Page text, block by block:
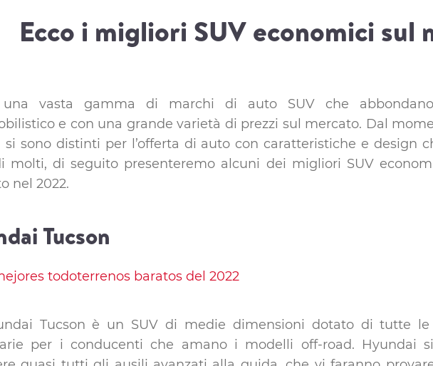
Ecco i migliori SUV economici sul
una vasta gamma di marchi di auto SUV che
e con una grande varietà di prezzi sul mercato. Dal
si sono distinti per l’offerta di auto con caratteristiche e design
molti, di seguito presenteremo alcuni dei migliori SUV
nel 2022.
Tucson
Tucson è un SUV di medie dimensioni dotato di tutte le
per i conducenti che amano i modelli off-road. Hyundai